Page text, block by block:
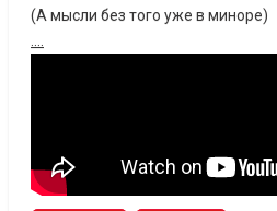
(А мысли без того уже в миноре)